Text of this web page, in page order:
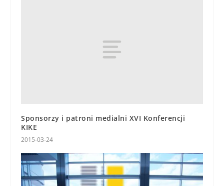
Sponsorzy i patroni medialni XVI Konferencji
KIKE
2015-03-24